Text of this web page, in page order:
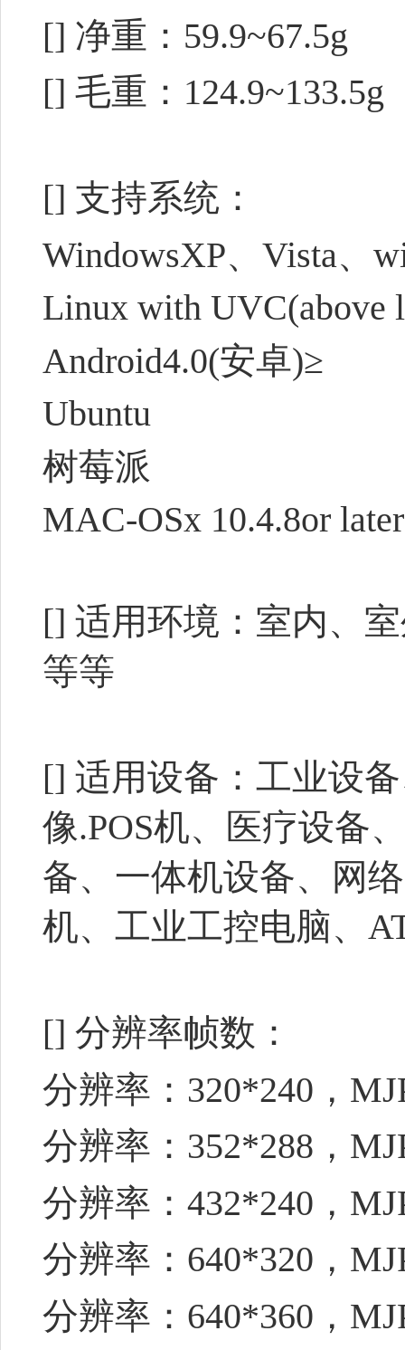
[] 净重：59.9~67.5g
[] 毛重：124.9~133.5g
[] 支持系统：
WindowsXP、Vista、
Linux with UVC(above
Android4.0(安卓)≥
Ubuntu
树莓派
MAC-OSx 10.4.8or later
[] 适用环境：室内、
等等
[] 适用设备：工业设
像.POS机、医疗设备
备、一体机设备、网
机、工业工控电脑、
[] 分辨率帧数：
分辨率：320*240，
分辨率：352*288，
分辨率：432*240，
分辨率：640*320，
分辨率：640*360，